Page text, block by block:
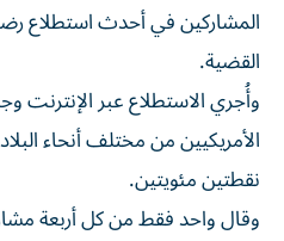
المشاركين ‌في أحدث استطلاع
القضية.
الأمريكيين من مختلف أنحاء
نقطتين مئويتين.
وقال واحد فقط من ⁠كل أربعة